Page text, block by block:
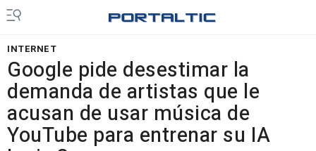
INTERNET
Google pide desestimar la
demanda de artistas que le
acusan de usar música de
YouTube para entrenar su IA